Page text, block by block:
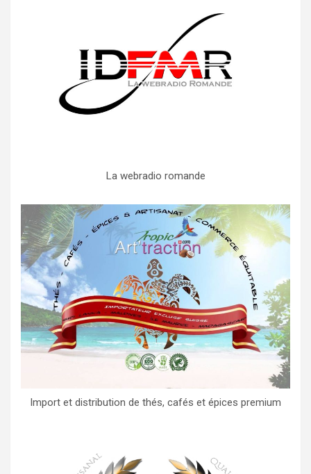
La webradio romande
Import et distribution de thés, cafés et épices premium